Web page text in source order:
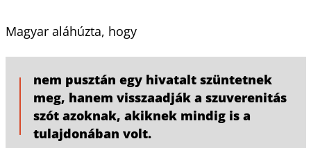
Magyar aláhúzta, hogy
nem pusztán egy hivatalt szüntetnek
meg, hanem visszaadják a szuverenitás
szót azoknak, akiknek mindig is a
tulajdonában volt.